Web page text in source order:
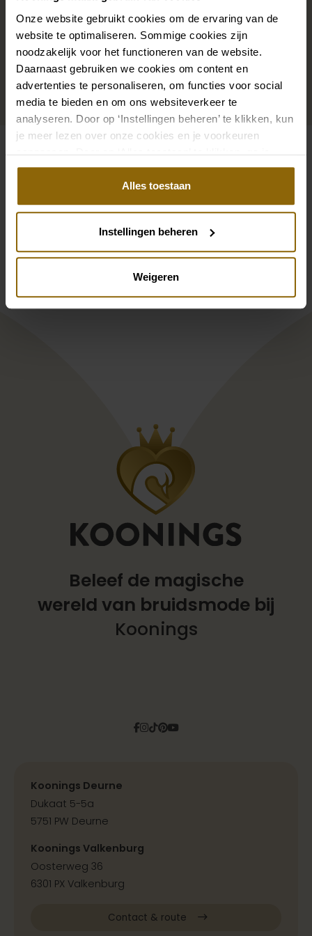
Onze website gebruikt cookies om de ervaring van de
website te optimaliseren. Sommige cookies zijn
noodzakelijk voor het functioneren van de website.
Daarnaast gebruiken we cookies om content en
advertenties te personaliseren, om functies voor social
media te bieden en om ons websiteverkeer te
analyseren. Door op ‘Instellingen beheren’ te klikken, kun
je meer lezen over onze cookies en je voorkeuren
aanpassen. Door op ‘Alles toestaan’ te klikken, ga je
akkoord met het gebruik van alle cookies.
Alles toestaan
Instellingen beheren
Weigeren
bruidslook is pas af met bijpassende accessoires. Met
onze grote accessoire winkel met accessoires voor
bruid en bruidegom vind je de perfecte match met
jouw jurk of trouwkostuum.
Ga naar accessoires
Bekijk ook eens
Pronovias Fashion Group Privet
Pinterest
Nicole Milano
Enzoani Love Collection Felinna
Pinterest
Demetrios
Beleef de magische
wereld van bruidsmode bij
Koonings
Facebook
Instagram
Tiktok
Pinterest
YouTube
Koonings Deurne
Dukaat 5-5a
5751 PW Deurne
Koonings Valkenburg
Oosterweg 36
6301 PX Valkenburg
Contact & route